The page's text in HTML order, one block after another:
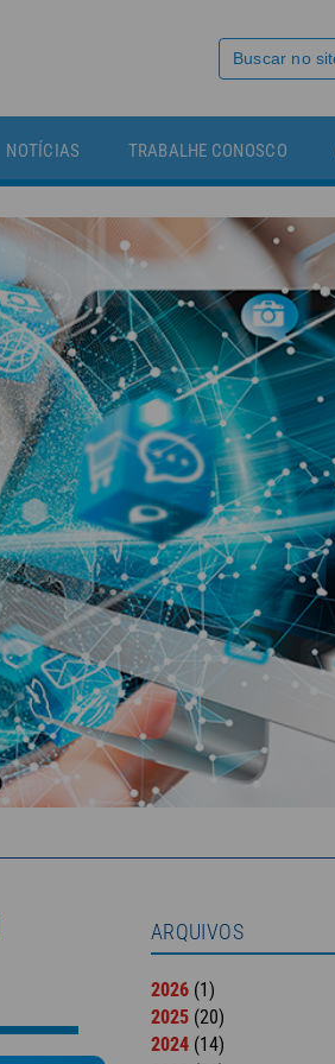
NOTÍCIAS TRABALHE CONOSCO
ARQUIVOS
2026 (1)
2025 (20)
2024 (14)